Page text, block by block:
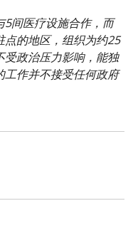
5间医疗设施合作，而
点的地区，组织为约25
政治压力影响，能独
工作并不接受任何政府